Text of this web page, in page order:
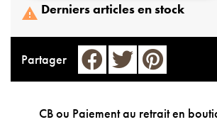
 Derniers articles en stock
Partager
CB ou Paiement au retrait en